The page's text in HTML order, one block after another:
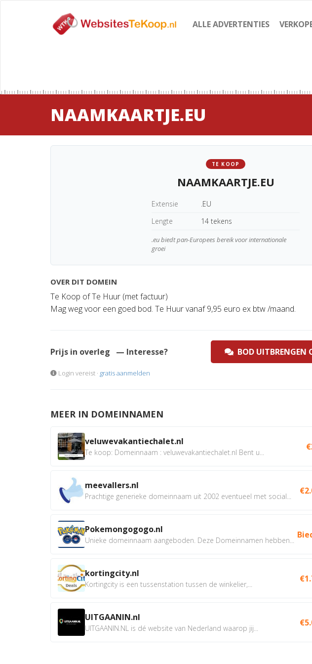
ALLE ADVERTENTIES
NAAMKAARTJE.EU
TE KOOP
NAAMKAARTJE.EU
Extensie
.EU
Lengte
14 tekens
.eu biedt pan-Europees bereik voor internationale
groei
OVER DIT DOMEIN
Te Koop of Te Huur (met factuur)
Mag weg voor een goed bod. Te Huur vanaf 9,95 euro ex btw /maand.
Prijs in overleg — Interesse? BOD UITBRENGEN
Login vereist · gratis aanmelden
MEER IN DOMEINNAMEN
veluwevakantiechalet.nl
Te koop: Domeinnaam : veluwevakantiechalet.nl Bent u...
meevallers.nl
Prachtige generieke domeinnaam uit 2002 eventueel met social...
Pokemongogogo.nl
Unieke domeinnaam aangeboden. Deze Domeinnamen hebben...
kortingcity.nl
Kortingcity is een tussenstation tussen de winkelier,...
UITGAANIN.nl
UITGAANIN.NL is dé website van Nederland waarop jij...